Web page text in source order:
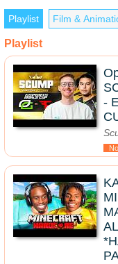
Playlist Film &
Playlist
-